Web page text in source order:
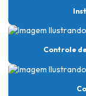
Controle de acesso
Controle de acesso
Controle de acesso
Controle de acesso
Controle